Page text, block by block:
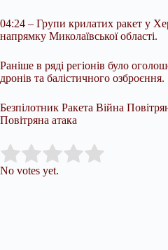
04:24 – Групи крилатих ракет у
напрямку Миколаївської області.
Раніше в ряді регіонів було
дронів та балістичного озброєння.
Безпілотник Ракета Війна
Повітряна атака
Rate this item:
No votes yet.